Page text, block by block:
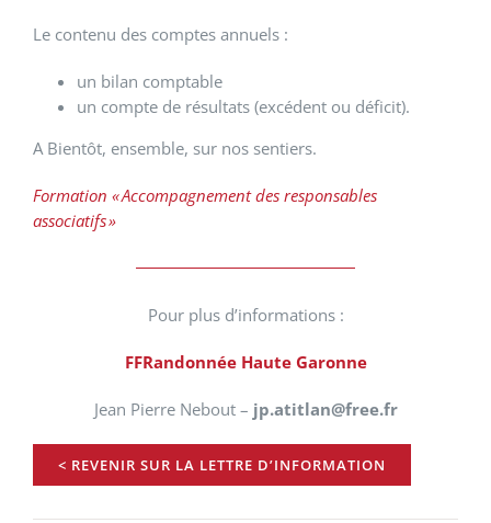
Le contenu des comptes annuels :
un bilan comptable
un compte de résultats (excédent ou déficit).
A Bientôt, ensemble, sur nos sentiers.
Formation « Accompagnement des responsables
associatifs »
Pour plus d’informations :
FFRandonnée Haute Garonne
Jean Pierre Nebout – jp.atitlan@free.fr
< REVENIR SUR LA LETTRE D’INFORMATION